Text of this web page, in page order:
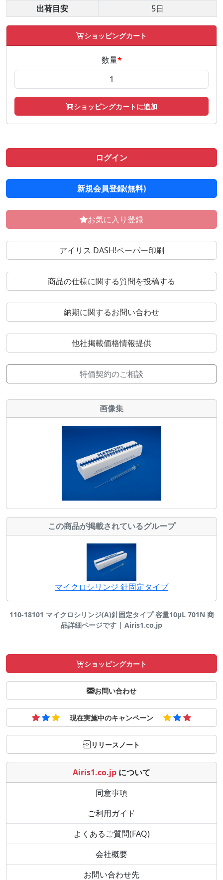
出荷目安
5日
ショッピングカート
数量*
ショッピングカートに追加
ログイン
新規会員登録(無料)
お気に入り登録
アイリス DASH!ペーパー印刷
商品の仕様に関する質問を投稿する
納期に関するお問い合わせ
他社掲載価格情報提供
特価契約のご相談
画像集
この商品が掲載されているグループ
マイクロシリンジ 針固定タイプ
110-18101 マイクロシリンジ(A)針固定タイプ 容量10μL 701N 商
品詳細ページです | Airis1.co.jp
ショッピングカート
お問い合わせ
現在実施中のキャンペーン
リリースノート
Airis1.co.jp について
同意事項
ご利用ガイド
よくあるご質問(FAQ)
会社概要
お問い合わせ先